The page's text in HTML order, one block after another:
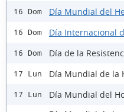
16 Dom Día Mundial del
16 Dom Día Internacional
16 Dom Día de la
17 Lun Día Mundial de la
17 Lun Día Mundial del